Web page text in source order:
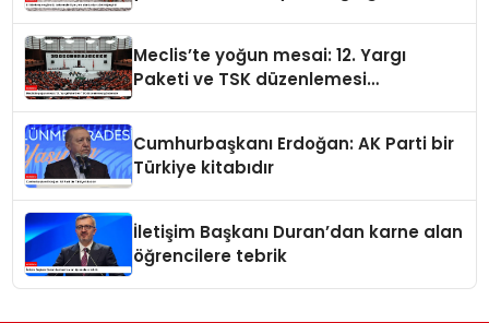
Meclis’te yoğun mesai: 12. Yargı
Paketi ve TSK düzenlemesi
Cumhurbaşkanı Erdoğan: AK Parti bir
Türkiye kitabıdır
İletişim Başkanı Duran’dan karne alan
öğrencilere tebrik